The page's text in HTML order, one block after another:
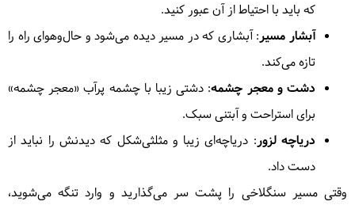
که باید با احتیاط از آن عبور کنید.
آبشار مسیر: آبشاری که در مسیر دیده می‌شود و حال‌وهوای راه را
تازه می‌کند.
دشت و معجر چشمه: دشتی زیبا با چشمه پرآب «معجر چشمه»
برای استراحت و آبتنی سبک.
دریاچه لزور: دریاچه‌ای زیبا و مثلثی‌شکل که دیدنش را نباید از
دست داد.
وقتی مسیر سنگلاخی را پشت سر می‌گذارید و وارد تنگه می‌شوید،